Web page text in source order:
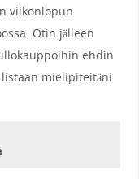
viikonlopun
Otin jälleen
ehdin
mielipiteitäni